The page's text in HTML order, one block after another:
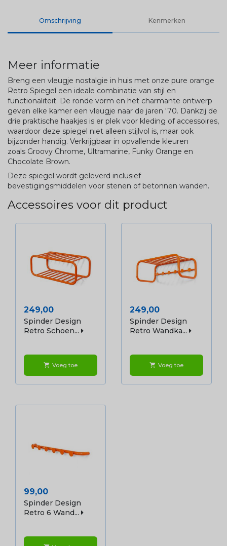
Omschrijving Kenmerken
Meer informatie
Breng een vleugje nostalgie in huis met onze pure orange
Retro Spiegel een ideale combinatie van stijl en
functionaliteit. De ronde vorm en het charmante ontwerp
geven elke kamer een vleugje naar de jaren '70. Dankzij de
drie praktische haakjes is er plek voor kleding of accessoires,
waardoor deze spiegel niet alleen stijlvol is, maar ook
bijzonder handig. Verkrijgbaar in opvallende kleuren
zoals Groovy Chrome, Ultramarine, Funky Orange en
Chocolate Brown.
Deze spiegel wordt geleverd inclusief
bevestigingsmiddelen voor stenen of betonnen wanden.
Accessoires voor dit product
Prijs
249,00
Spinder Design
Retro Schoen...
shopping_cart Voeg toe
Prijs
249,00
Spinder Design
Retro Wandka...
shopping_cart Voeg toe
Prijs
99,00
Spinder Design
Retro 6 Wand...